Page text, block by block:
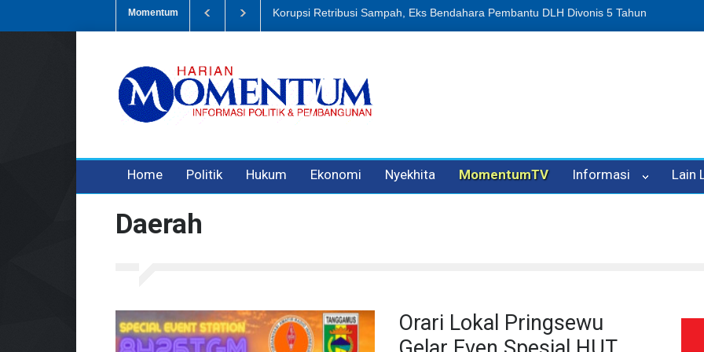
Momentum Dugaan Penipuan Oleh Oknum Kadis, Kuasa Hukum Pelapor Desak Polisi Tetapkan P-
Home Politik Hukum Ekonomi Nyekhita MomentumTV Informasi Lain
Daerah
Orari Lokal Pringsewu